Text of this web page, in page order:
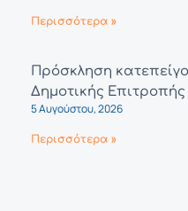
Περισσότερα »
Πρόσκληση
Δημοτικής Επιτροπής
5 Αυγούστου, 2026
Περισσότερα »